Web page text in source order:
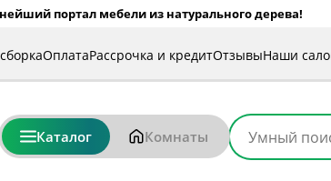
портал мебели из натурального дерева!
ОплатаРассрочка и кредитОтзывыНаши
Каталог Комнаты